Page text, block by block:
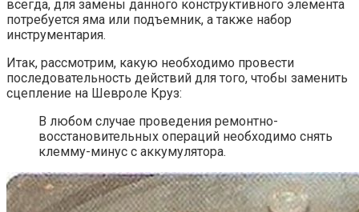
всегда, для замены данного конструктивного элемента
потребуется яма или подъемник, а также набор
инструментария.
Итак, рассмотрим, какую необходимо провести
последовательность действий для того, чтобы заменить
сцепление на Шевроле Круз:
В любом случае проведения ремонтно-
восстановительных операций необходимо снять
клемму-минус с аккумулятора.